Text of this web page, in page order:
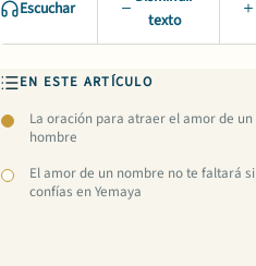
Escuchar
texto
EN ESTE ARTÍCULO
La oración para atraer el amor de un
hombre
El amor de un nombre no te faltará si
confías en Yemaya